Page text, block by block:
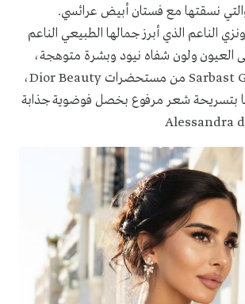
2025، والتي نسقتها مع فستان أبيض عرائسي.
الناعم الذي أبرز جمالها الطبيعي الناعم
العيون ولون شفاه نيود وبشرة متوهجة،
وطبق لها المكياج Sarbast Gli من مستحضرات Dior Beauty،
بتسريحة شعر مرفوع بخصل فوضوية جذابة